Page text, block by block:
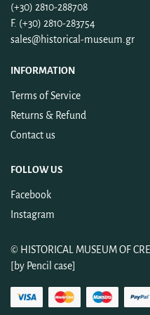
(+30) 2810-288708
F. (+30) 2810-283754
sales@historical-museum.gr
INFORMATION
Terms of Service
Returns & Refund
Contact us
FOLLOW US
Facebook
Instagram
© HISTORICAL MUSEUM OF
[by Pencil case]